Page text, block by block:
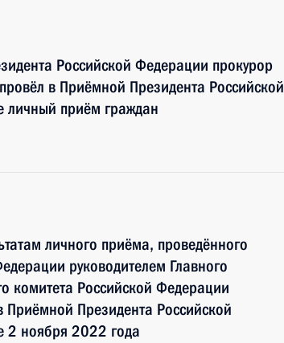
Российской Федерации прокурор
в Приёмной Президента Российской
личный приём граждан
личного приёма, проведённого
руководителем Главного
комитета Российской Федерации
Президента Российской
2 ноября 2022 года